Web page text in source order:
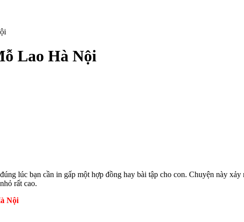
Lao Hà Nội
lúc bạn cần in gấp một hợp đồng hay bài tập cho con. Chuyện này
rất cao.
Nội